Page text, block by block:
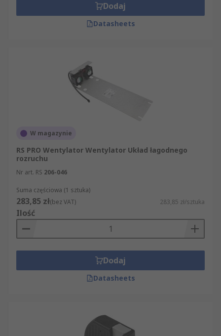
Dodaj
Datasheets
W magazynie
RS PRO Wentylator Wentylator Układ łagodnego
rozruchu
Nr art. RS 206-046
Suma częściowa (1 sztuka)
283,85 zł(bez VAT) 283,85 zł/sztuka
Ilość
Dodaj
Datasheets